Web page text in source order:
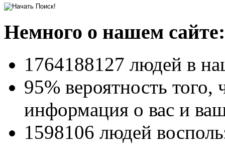
Немного о нашем сайте:
1764188127 людей в
95% вероятность того,
информация о вас и
1598106 людей